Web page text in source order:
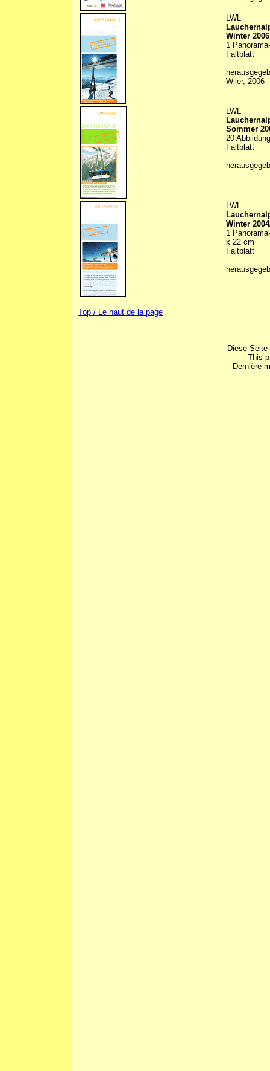
LWL
Winter
1
Faltblatt
Wiler, 2006
LWL
Sommer
20
Faltblatt
LWL
Winter
1
x 22 cm
Faltblatt
Top / Le haut de la page
Diese
This
Dernière